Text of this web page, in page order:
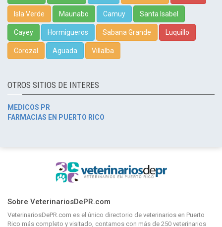
Isla Verde Maunabo Camuy Santa Isabel
Cayey Hormigueros Sabana Grande Luquillo
Corozal Aguada Villalba
OTROS SITIOS DE INTERES
MEDICOS PR
FARMACIAS EN PUERTO RICO
Sobre VeterinariosDePR.com
VeterinariosDePR.com es el único directorio de veterinarios en Puerto
Rico más completo y visitado, contamos con más de 250 veterinarios